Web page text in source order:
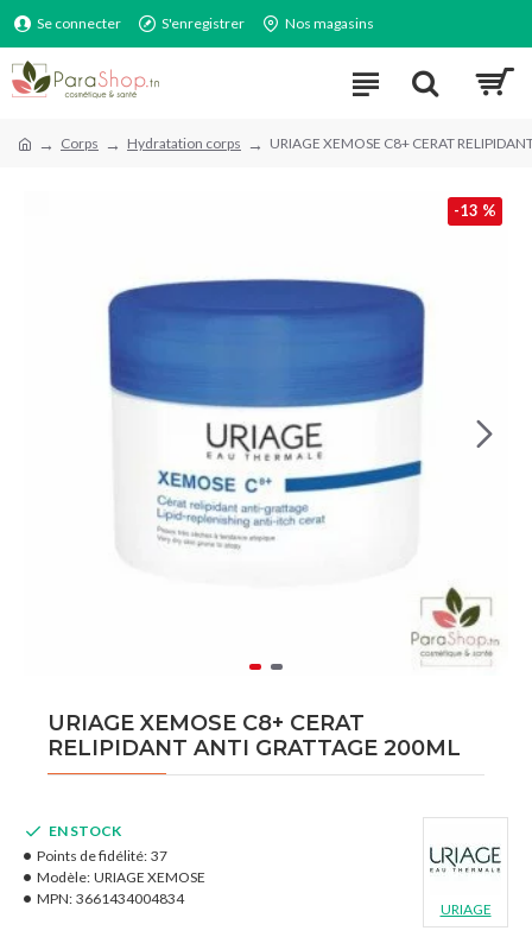
Se connecter S'enregistrer Nos magasins
Corps Hydratation corps URIAGE XEMOSE C8+ CERAT
-13 %
URIAGE XEMOSE C8+ CERAT
RELIPIDANT ANTI GRATTAGE 200ML
EN STOCK
Points de fidélité: 37
Modèle: URIAGE XEMOSE
MPN: 3661434004834
URIAGE